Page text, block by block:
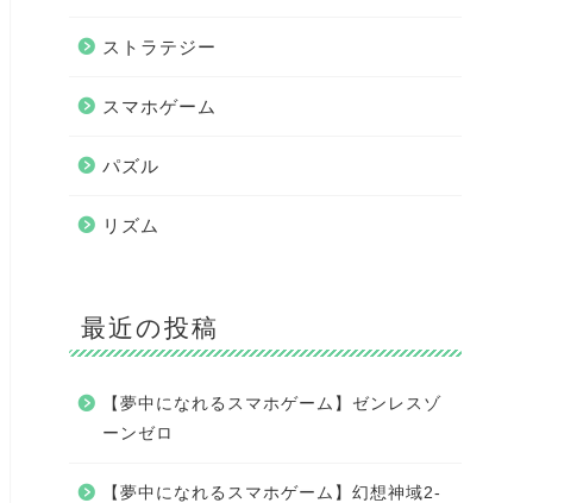
ストラテジー
スマホゲーム
パズル
リズム
最近の投稿
【夢中になれるスマホゲーム】ゼンレスゾ
ーンゼロ
【夢中になれるスマホゲーム】幻想神域2-